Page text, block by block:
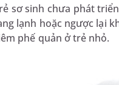
sơ sinh chưa phát
lạnh hoặc ngược lại
phế quản ở trẻ nhỏ.